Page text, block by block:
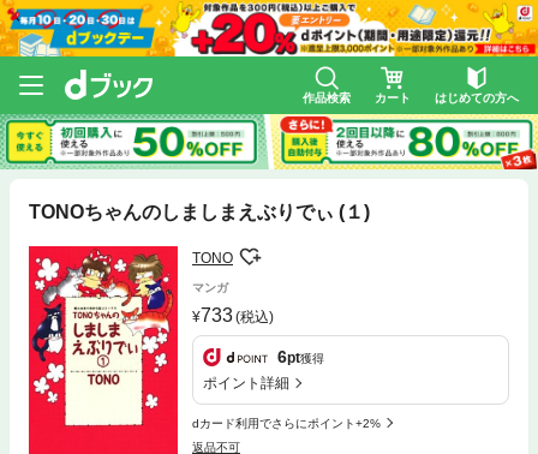
作品検索 カート はじめての方へ
TONOちゃんのしましまえぶりでぃ (１)
TONO
マンガ
733(税込)
6pt獲得
ポイント詳細
dカード利用でさらにポイント+2%
返品不可